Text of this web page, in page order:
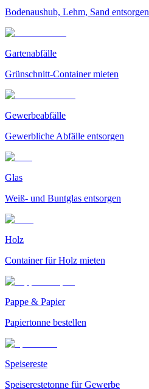
Bodenaushub, Lehm, Sand entsorgen
Gartenabfälle
Grünschnitt-Container mieten
Gewerbeabfälle
Gewerbliche Abfälle entsorgen
Glas
Weiß- und Buntglas entsorgen
Holz
Container für Holz mieten
Pappe & Papier
Papiertonne bestellen
Speisereste
Speiserestetonne für Gewerbe